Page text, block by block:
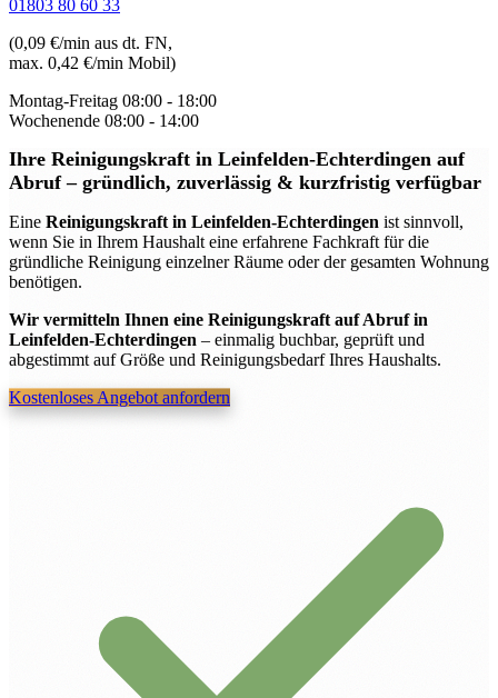
01803 80 60 33
(0,09 €/min aus dt. FN,
max. 0,42 €/min Mobil)
Montag-Freitag 08:00 - 18:00
Wochenende 08:00 - 14:00
Ihre Reinigungskraft in Leinfelden-Echterdingen auf
Abruf– gründlich, zuverlässig & kurzfristig verfügbar
Eine Reinigungskraft in Leinfelden-Echterdingen ist sinnvoll,
wenn Sie in Ihrem Haushalt eine erfahrene Fachkraft für die
gründliche Reinigung einzelner Räume oder der gesamten Wohnung
benötigen.
Wir vermitteln Ihnen eine Reinigungskraft auf Abruf in
Leinfelden-Echterdingen – einmalig buchbar, geprüft und
abgestimmt auf Größe und Reinigungsbedarf Ihres Haushalts.
Kostenloses Angebot anfordern